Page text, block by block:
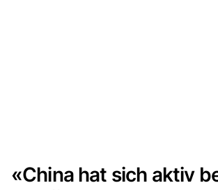
«China hat sich aktiv